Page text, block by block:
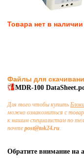
Товара нет в наличии
Файлы для
MDR-100
Для того чтобы купить
можно ознакомиться с
к нашим специалистам по
почте post@tok24.ru.
Обратите внимание на